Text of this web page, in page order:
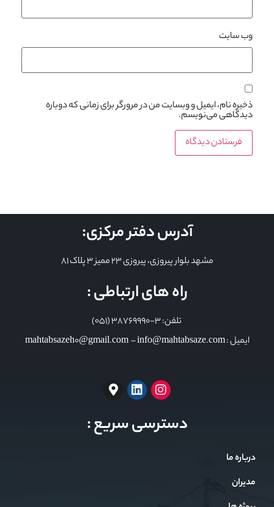
وب‌ سایت
ذخیره نام، ایمیل و وبسایت من در مرورگر برای زمانی که دوباره
دیدگاهی می‌نویسم.
آدرس دفتر مرکزی:
مشهد بلوار پیروزی، پیروزی 23 ممیز 3 پلاک 81
راه های ارتباطی :
تلفن: 3-38769990 (051)
ایمیل : mahtabsazeh0@gmail.com – info@mahtabsaze.com
دسترسی سریع :
درباره ما
مدیران